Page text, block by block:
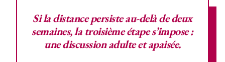
Si la distance persiste au-delà dedeux
semaines, la troisième étape s’impose :
une discussion adulte et apaisée.